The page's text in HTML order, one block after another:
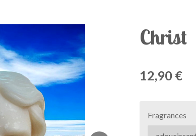
Christ
12,90 €
Fragrances